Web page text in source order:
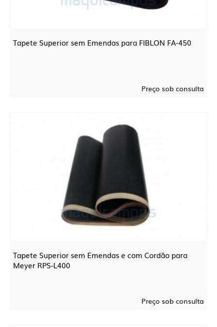
Tapete Superior sem Emendas para FIBLON FA-450
Preço sob consulta
Tapete Superior sem Emendas e com Cordão para
Meyer RPS-L400
Preço sob consulta